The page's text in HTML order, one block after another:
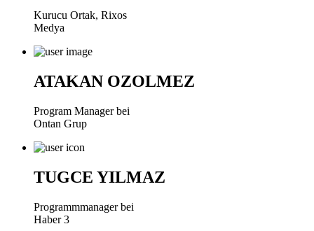
Kurucu Ortak, Rixos
Medya
ATAKAN OZOLMEZ
Program Manager bei
Ontan Grup
TUGCE YILMAZ
Programmmanager bei
Haber 3